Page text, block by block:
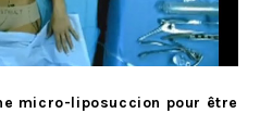
micro-liposuccion pour être